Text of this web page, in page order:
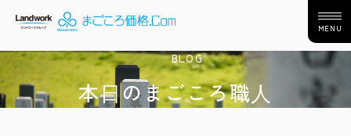
MENU
BLOG
本⽇のまごころ職⼈